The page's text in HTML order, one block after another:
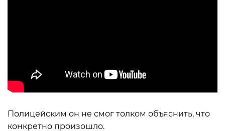
Полицейским он не смог толком объяснить, что
конкретно произошло.